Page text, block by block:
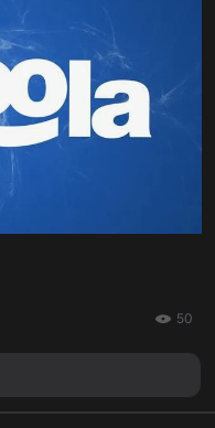
50